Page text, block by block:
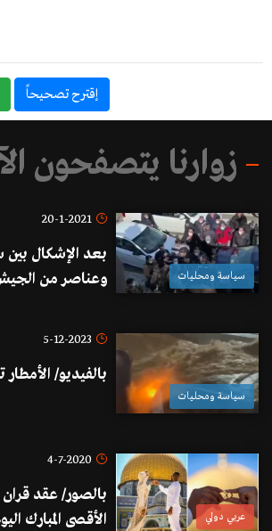
إقترح تصحيحاً
زوارنا يتصفحون
سياسة ومحليات
20-1-2021
بعد الإشكال بين
وعناصر من
تحت أي ذريعة
سياسة ومحليات
5-12-2023
بالفيديو/
عربي دولي
4-7-2020
بالصور/ عقد
الأقصى المبارك